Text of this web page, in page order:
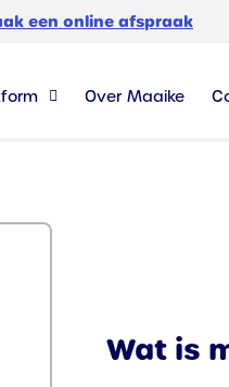
een online afspraak
Over Maaike
Wat is